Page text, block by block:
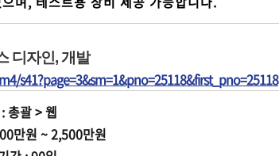
디자인, 개발
s41?page=3&sm=1&pno=25118&first_pno=25118
총괄 > 웹
만원 ~ 2,500만원